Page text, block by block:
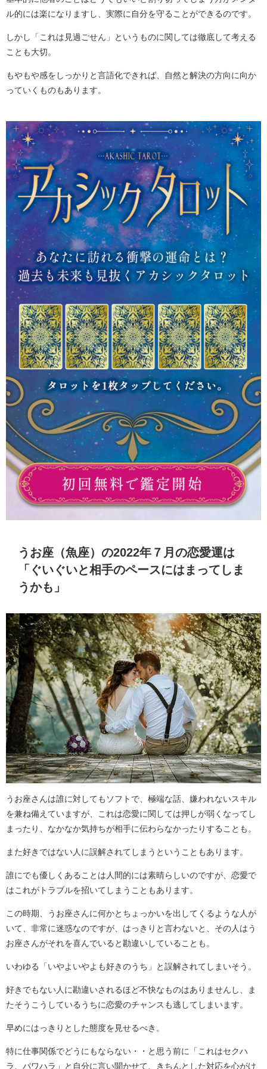
ル的には楽になりますし、実際に自分を守ることができるのです。
しかし「これは見過ごせん」というものに関しては徹底して考える
ことも大切。
もやもや感をしっかりと言語化できれば、自然と解決の方向に向か
っていくものもあります。
うお座（魚座）の2022年７月の恋愛運は
「ぐいぐいと相手のペースにはまってしま
うかも」
うお座さんは誰に対してもソフトで、極端な話、嫌われないスキル
を兼ね備えていますが、これは恋愛に関しては押しが弱くなってし
まったり、なかなか気持ちが相手に伝わらなかったりすることも。
また好きではない人に誤解されてしまうということもあります。
誰にでも優しくあることは人間的には素晴らしいのですが、恋愛で
はこれがトラブルを招いてしまうこともあります。
この時期、うお座さんに何かとちょっかいを出してくるような人が
いて、非常に迷惑なのですが、はっきりと言わないと、その人はう
お座さんがそれを喜んでいると勘違いしていることも。
いわゆる「いやよいやよも好きのうち」と誤解されてしまいそう。
好きでもない人に勘違いされるほど不快なものはありませんし、ま
たそうこうしているうちに恋愛のチャンスも逃してしまいます。
早めにはっきりとした態度を見せるべき。
特に仕事関係でどうにもならない・・と思う前に「これはセクハ
ラ、パワハラ」と自分に言い聞かせて、きちんとした対応を心がけ